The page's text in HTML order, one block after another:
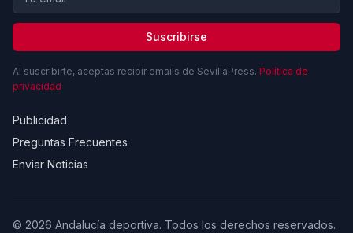
Suscribirse
Al suscribirte, aceptas recibir emails de SevillaPress. Política de
privacidad
Publicidad
Preguntas Frecuentes
Enviar Noticias
© 2026 Andalucía deportiva. Todos los derechos reservados.